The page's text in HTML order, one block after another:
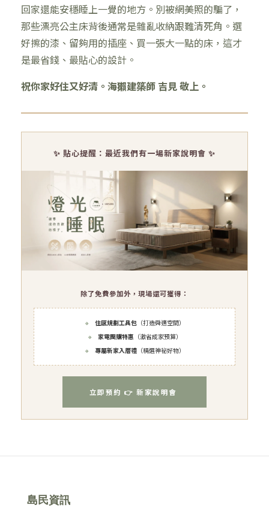
回家還能安穩睡上一覺的地方。別被網美照的騙了，
那些漂亮公主床背後通常是雜亂收納跟難清死角。選
好擦的漆、留夠用的插座、買一張大一點的床，這才
是最省錢、最貼心的設計。
祝你家好住又好清。海獺建築師 吉見 敬上。
✨ 貼心提醒：最近我們有一場新家說明會 ✨
除了免費參加外，現場還可獲得：
🔸 住感規劃工具包 （打造舜適空間）
🔸
家電團購特惠 （激省成家預算）
🔸
專屬新家入厝禮 （精選神祕好物）
立即預約 👉 新家說明會
島民資訊